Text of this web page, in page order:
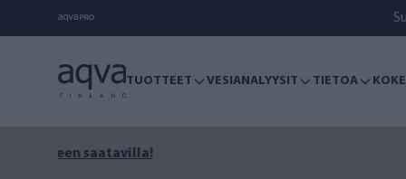
TUOTTEET VESIANALYYSIT TIETOA